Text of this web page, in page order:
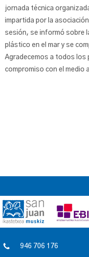
jornada técnica
impartida por la
sesión, se informó sobre
plástico en el mar y se
Agradecemos a todos los
compromiso con el medio
946 706 176